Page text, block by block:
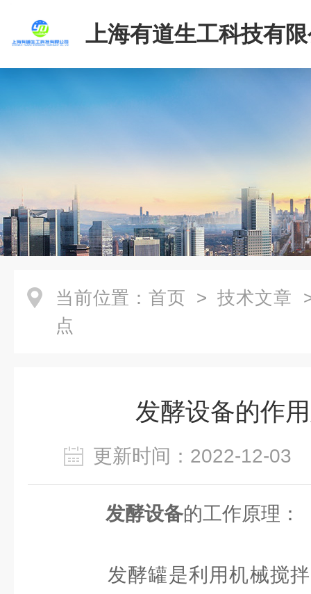
上海有道生工科技有
当前位置： 首页 > 技术文章
点
发酵设备的作
更新时间：2022-12-
发酵设备的工作原理：
发酵罐是利用机械搅拌